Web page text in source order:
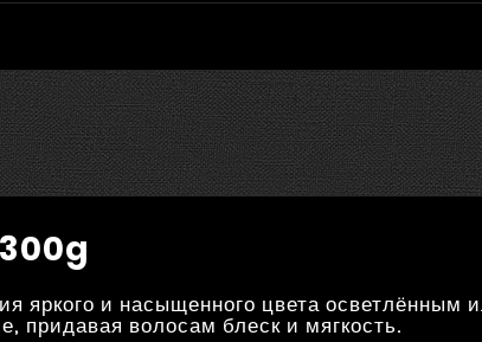
яркого и насыщенного цвета осветлённым
придавая волосам блеск и мягкость.